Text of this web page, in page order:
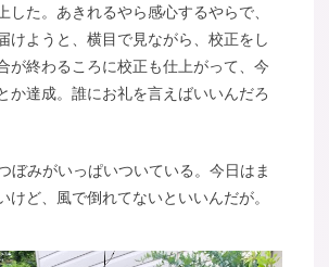
した。あきれるやら感心するやらで、
けようと、横目で見ながら、校正をし
が終わるころに校正も仕上がって、今
か達成。誰にお礼を言えばいいんだろ
ぼみがいっぱいついている。今日はま
けど、風で倒れてないといいんだが。